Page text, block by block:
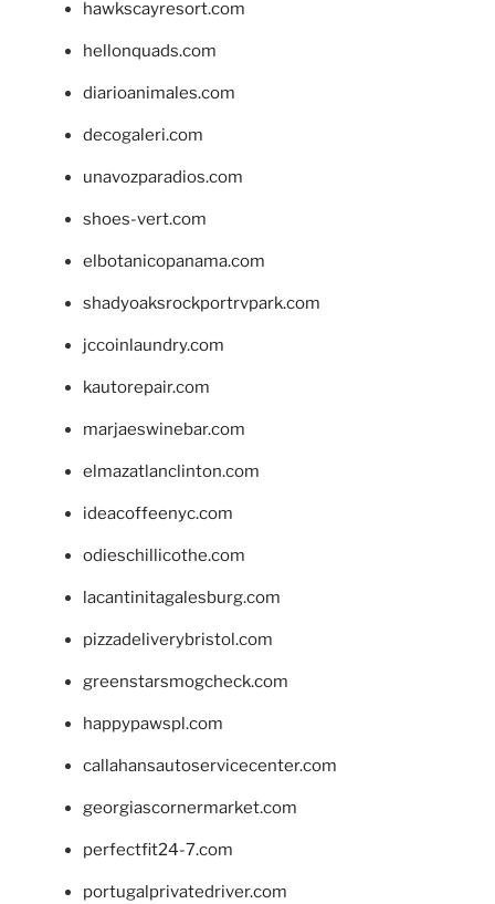
hawkscayresort.com
hellonquads.com
diarioanimales.com
decogaleri.com
unavozparadios.com
shoes-vert.com
elbotanicopanama.com
shadyoaksrockportrvpark.com
jccoinlaundry.com
kautorepair.com
marjaeswinebar.com
elmazatlanclinton.com
ideacoffeenyc.com
odieschillicothe.com
lacantinitagalesburg.com
pizzadeliverybristol.com
greenstarsmogcheck.com
happypawspl.com
callahansautoservicecenter.com
georgiascornermarket.com
perfectfit24-7.com
portugalprivatedriver.com